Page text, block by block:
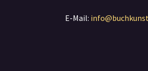
E-Mail: